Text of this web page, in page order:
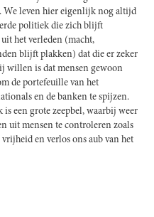
We leven hier eigenlijk nog altijd
politiek die zich blijft
het verleden (macht,
blijft plakken) dat die er zeker
willen is dat mensen gewoon
de portefeuille van het
en de banken te spijzen.
een grote zeepbel, waarbij weer
uit mensen te controleren zoals
en verlos ons aub van het